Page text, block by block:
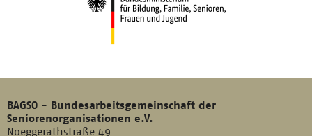
BAGSO - Bundesarbeitsgemeinschaft der
Seniorenorganisationen e.V.
Noeggerathstraße 49